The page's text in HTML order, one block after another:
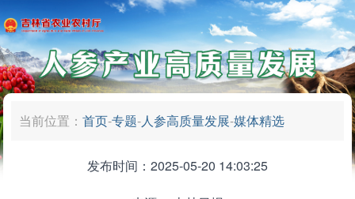
当前位置：首页-专题-人参高质量发展-媒体精选
发布时间：2025-05-20 14:03:25